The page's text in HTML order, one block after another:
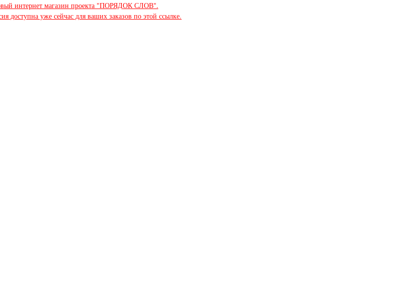
интернет магазин проекта "ПОРЯДОК СЛОВ".
доступна уже сейчас для ваших заказов по этой ссылке.